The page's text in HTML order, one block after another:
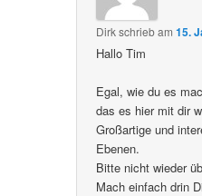
Dirkschriebam15.
Hallo Tim
Egal, wie du es
das es hier mit dir
Großartige und
Ebenen.
Bitte nicht wieder
Mach einfach drin